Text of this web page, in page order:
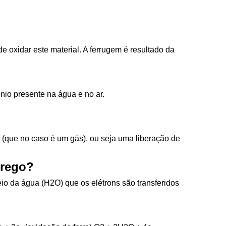
oxidar este material. A ferrugem é resultado da
presente na água e no ar.
no caso é um gás), ou seja uma liberação de
da água (H2O) que os elétrons são transferidos